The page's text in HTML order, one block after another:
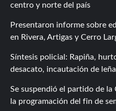
centro y norte del país
Presentaron informe sobre
en Rivera, Artigas y Cerro
Síntesis policial: Rapiña,
desacato, incautación de leña
Se suspendió el partido de
la programación del fin de